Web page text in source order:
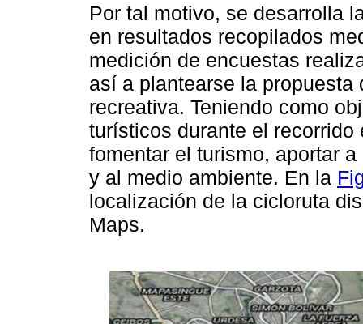
Por tal motivo, se desarrolla
en resultados recopilados
medición de encuestas
así a plantearse la
recreativa. Teniendo como
turísticos durante el
fomentar el turismo, aportar
y al medio ambiente. En la
localización de la cicloruta
Maps.